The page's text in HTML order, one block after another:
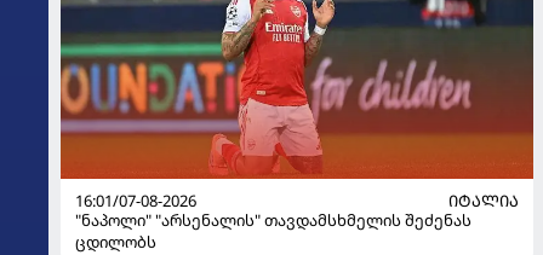
16:01/07-08-2026
ᲘᲢᲐᲚᲘᲐ
"ნაპოლი" "არსენალის" თავდამსხმელის შეძენას
ცდილობს